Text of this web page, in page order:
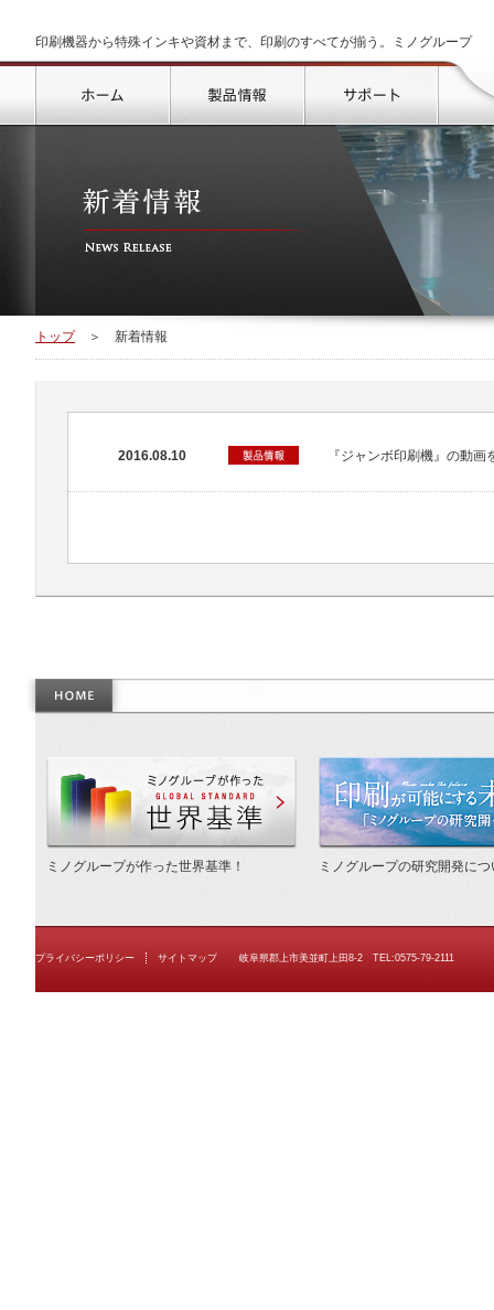
印刷機器から特殊インキや資材まで、印刷のすべてが揃う。ミノグループ
トップ
製品情報 サポート
トップ ＞ 新着情報
2016.08.10 『ジャンボ印刷機』の動画
作った世界基準
ミノグループが作った世界基準！ ミノグループの研究開発につ
プライバシーポリシー サイトマップ 岐阜県郡上市美並町上田8-2 TEL:0575-79-2111